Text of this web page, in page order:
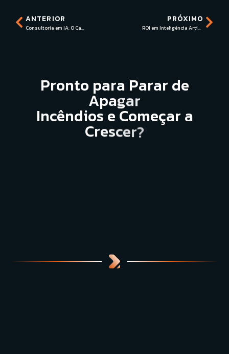
ANTERIOR
Consultoria em IA: O Caminho para o Sucesso das PMEs
PRÓXIMO
ROI em Inteligência Artificial: Como Medir Resultados para sua PME
Pronto para Parar de
Apagar
Incêndios eComeçar a
Crescer?